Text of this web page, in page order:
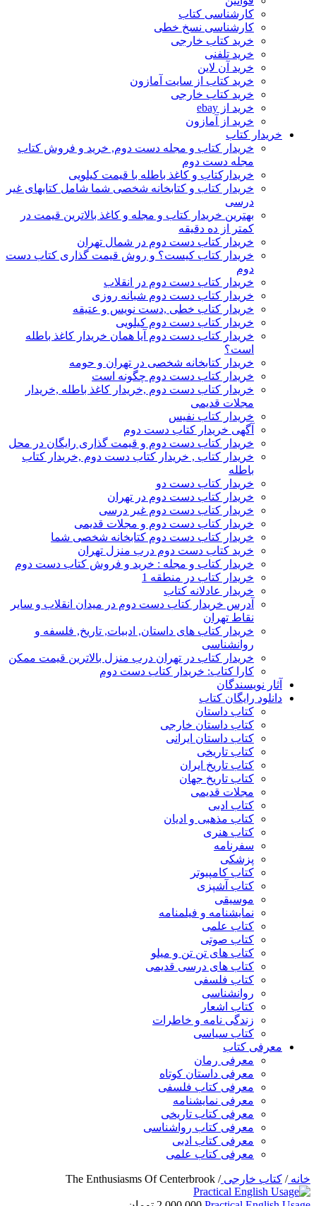
کارشناسی کتاب
کارشناسی نسخ خطی
خرید کتاب خارجی
خرید تلفنی
خرید آن لاین
خرید کتاب از سایت آمازون
خرید کتاب خارجی
خرید از ebay
خرید از آمازون
خریدار کتاب
خریدار کتاب و مجله دست دوم, خرید و فروش کتاب
مجله دست دوم
خریدارکتاب و کاغذ باطله با قیمت کیلویی
خریدار کتاب و کتابخانه شخصی شما شامل کتابهای غیر
درسی
بهترین خریدار کتاب و مجله و کاغذ بالاترین قیمت در
کمتر از ده دقیقه
خریدار کتاب دست دوم در شمال تهران
خریدار کتاب کیست؟ و روش قیمت گذاری کتاب دست
دوم
خریدار کتاب دست دوم در انقلاب
خریدار کتاب دست دوم شبانه روزی
خریدار کتاب خطی ,دست نویس و عتیقه
خریدار کتاب دست دوم کیلویی
خریدار کتاب دست دوم آیا همان خریدار کاغذ باطله
است؟
خریدار کتابخانه شخصی در تهران و حومه
خریدار کتاب دست دوم چگونه است
خریدار کتاب دست دوم ,خریدار کاغذ باطله ,خریدار
مجلات قدیمی
خریدار کتاب نفیس
آگهی خریدار کتاب دست دوم
خریدار کتاب دست دوم و قیمت گذاری رایگان در محل
خریدار کتاب , خریدار کتاب دست دوم ,خریدار کتاب
باطله
خریدار کتاب دست دو
خریدار کتاب دست دوم در تهران
خریدار کتاب دست دوم غیر درسی
خریدار کتاب دست دوم و مجلات قدیمی
خریدار کتاب دست دوم کتابخانه شخصی شما
خرید کتاب دست دوم درب منزل تهران
خریدار کتاب و مجله : خرید و فروش کتاب دست دوم
خریدار کتاب در منطقه 1
خریدار عادلانه کتاب
آدرس خریدار کتاب دست دوم در میدان انقلاب و سایر
نقاط تهران
خریدار کتاب های داستان, ادبیات, تاریخ, فلسفه و
روانشناسی
خریدار کتاب در تهران درب منزل بالاترین قیمت ممکن
کارا کتاب: خریدار کتاب دست دوم
آثار نویسندگان
دانلود رایگان کتاب
کتاب داستان
کتاب داستان خارجی
کتاب داستان ایرانی
کتاب تاریخی
کتاب تاریخ ایران
کتاب تاریخ جهان
مجلات قدیمی
کتاب ادبی
کتاب مذهبی و ادیان
کتاب هنری
سفرنامه
پزشکی
کتاب کامپیوتر
کتاب آشپزی
موسیقی
نمایشنامه و فیلمنامه
کتاب علمی
کتاب صوتی
کتاب های تن تن و میلو
کتاب های درسی قدیمی
کتاب فلسفی
روانشناسی
کتاب اشعار
زندگی نامه و خاطرات
کتاب سیاسی
معرفی کتاب
معرفی رمان
معرفی داستان کوتاه
معرفی کتاب فلسفی
معرفی نمایشنامه
معرفی کتاب تاریخی
معرفی کتاب رواشناسی
معرفی کتاب ادبی
معرفی کتاب علمی
خانه/ کتاب خارجی/
The Enthusiasms Of Centerbrook